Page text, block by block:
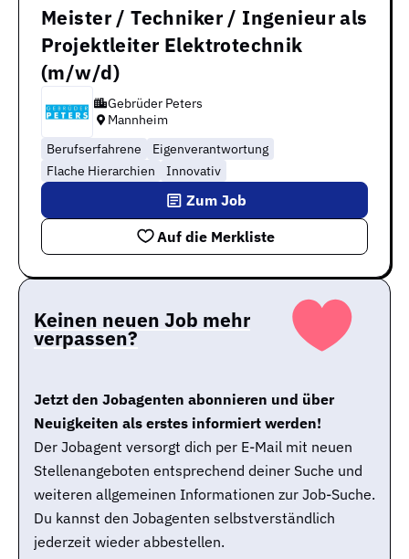
Meister / Techniker / Ingenieur als
Projektleiter Elektrotechnik
(m/w/d)
Gebrüder Peters
Mannheim
Berufserfahrene
Eigenverantwortung
Flache Hierarchien
Innovativ
Auf die Merkliste
Zum Job
Keinen neuen Job mehr
verpassen?
Jetzt den Jobagenten abonnieren und über
Neuigkeiten als erstes informiert werden!
Der Jobagent versorgt dich per E-Mail mit neuen
Stellenangeboten entsprechend deiner Suche und
weiteren allgemeinen Informationen zur Job-Suche.
Du kannst den Jobagenten selbstverständlich
jederzeit wieder abbestellen.